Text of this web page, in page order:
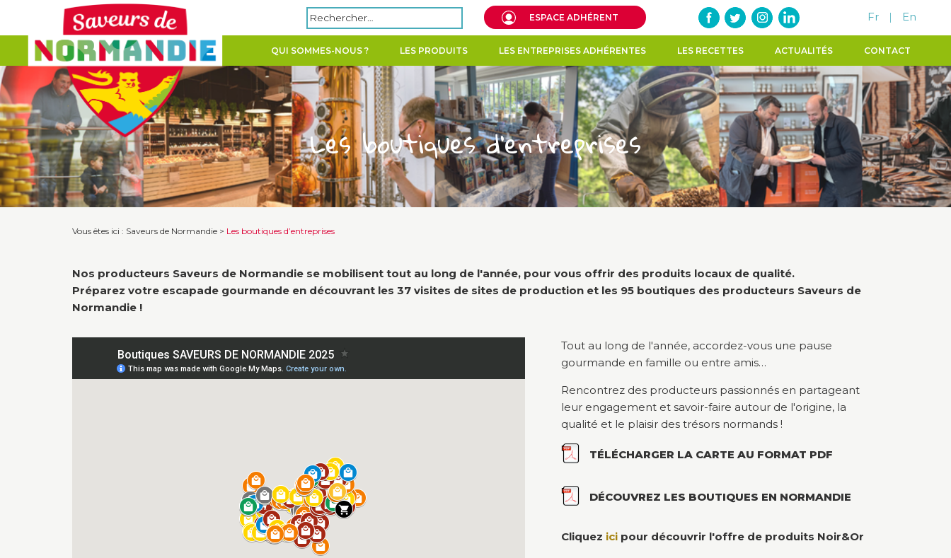
Rechercher : ESPACE ADHÉRENT Fr | En
QUI SOMMES-NOUS ? LES PRODUITS LES ENTREPRISES ADHÉRENTES LES RECETTES ACTUALITÉS CONTACT
Les boutiques d’entreprises
Vous êtes ici : Saveurs de Normandie > Les boutiques d’entreprises
Nos producteurs Saveurs de Normandie se mobilisent tout au long de l'année, pour vous offrir des produits locaux de qualité.
Préparez votre escapade gourmande en découvrant les 37 visites de sites de production et les 95 boutiques des producteurs Saveurs de
Normandie !
Tout au long de l'année, accordez-vous une pause
gourmande en famille ou entre amis…
Rencontrez des producteurs passionnés en partageant
leur engagement et savoir-faire autour de l'origine, la
qualité et le plaisir des trésors normands !
TÉLÉCHARGER LA CARTE AU FORMAT PDF
DÉCOUVREZ LES BOUTIQUES EN NORMANDIE
Cliquez ici pour découvrir l'offre de produits Noir&Or
Panneau de gestion des cookies